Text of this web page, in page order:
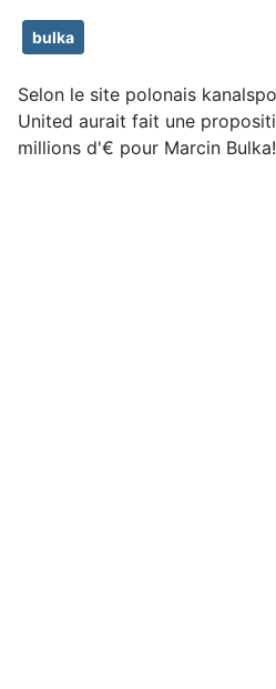
bulka
Selon le site polonais
United aurait fait une
millions d'€ pour Marcin Bulka!